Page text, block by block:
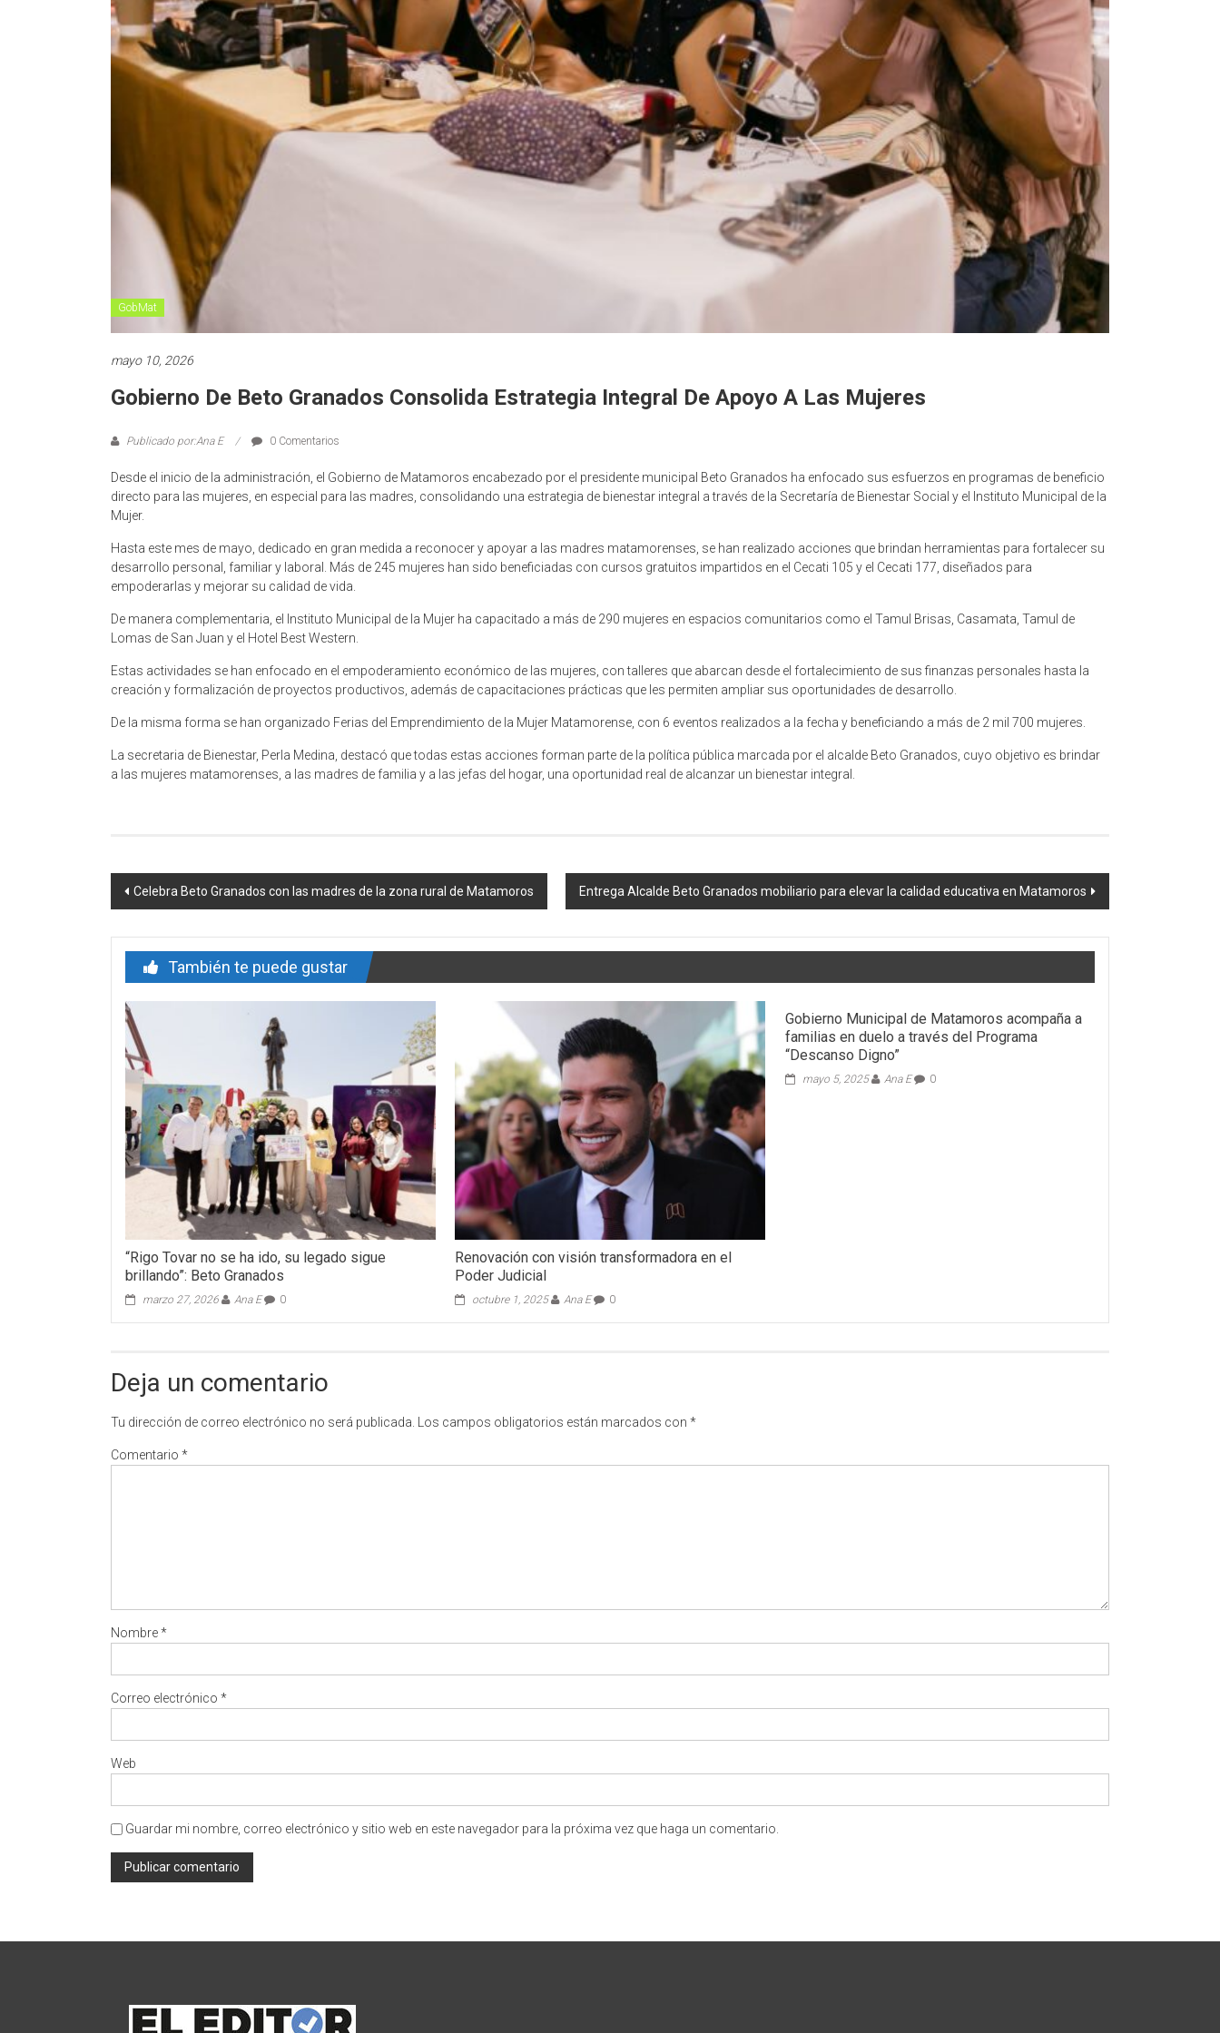
GobMat
mayo 10, 2026
Gobierno De Beto Granados Consolida Estrategia Integral De Apoyo A Las Mujeres
Publicado por:Ana E 0 Comentarios
Desde el inicio de la administración, el Gobierno de Matamoros encabezado por el presidente municipal Beto Granados ha enfocado sus esfuerzos en programas de beneficio
directo para las mujeres, en especial para las madres, consolidando una estrategia de bienestar integral a través de la Secretaría de Bienestar Social y el Instituto Municipal de la
Mujer.
Hasta este mes de mayo, dedicado en gran medida a reconocer y apoyar a las madres matamorenses, se han realizado acciones que brindan herramientas para fortalecer su
desarrollo personal, familiar y laboral. Más de 245 mujeres han sido beneficiadas con cursos gratuitos impartidos en el Cecati 105 y el Cecati 177, diseñados para
empoderarlas y mejorar su calidad de vida.
De manera complementaria, el Instituto Municipal de la Mujer ha capacitado a más de 290 mujeres en espacios comunitarios como el Tamul Brisas, Casamata, Tamul de
Lomas de San Juan y el Hotel Best Western.
Estas actividades se han enfocado en el empoderamiento económico de las mujeres, con talleres que abarcan desde el fortalecimiento de sus finanzas personales hasta la
creación y formalización de proyectos productivos, además de capacitaciones prácticas que les permiten ampliar sus oportunidades de desarrollo.
De la misma forma se han organizado Ferias del Emprendimiento de la Mujer Matamorense, con 6 eventos realizados a la fecha y beneficiando a más de 2 mil 700 mujeres.
La secretaria de Bienestar, Perla Medina, destacó que todas estas acciones forman parte de la política pública marcada por el alcalde Beto Granados, cuyo objetivo es brindar
a las mujeres matamorenses, a las madres de familia y a las jefas del hogar, una oportunidad real de alcanzar un bienestar integral.
Navegación
entrada
Celebra Beto Granados con las madres de la zona rural de Matamoros Entrega Alcalde Beto Granados mobiliario para elevar la calidad educativa en Matamoros
También te puede gustar
“Rigo Tovar no se ha ido, su legado sigue
brillando”: Beto Granados
marzo 27, 2026 Ana E 0
Renovación con visión transformadora en el
Poder Judicial
octubre 1, 2025 Ana E 0
Gobierno Municipal de Matamoros acompaña a
familias en duelo a través del Programa
“Descanso Digno”
mayo 5, 2025 Ana E 0
Deja un comentario
Tu dirección de correo electrónico no será publicada. Los campos obligatorios están marcados con *
Comentario *
Nombre*
Correo electrónico *
Web
Guardar mi nombre, correo electrónico y sitio web en este navegador para la próxima vez que haga un comentario.